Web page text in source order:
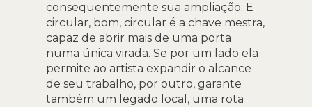
consequentemente sua ampliação. E
circular, bom, circular é a chave mestra,
capaz de abrir mais de uma porta
numa única virada. Se por um lado ela
permite ao artista expandir o alcance
de seu trabalho, por outro, garante
também um legado local, uma rota